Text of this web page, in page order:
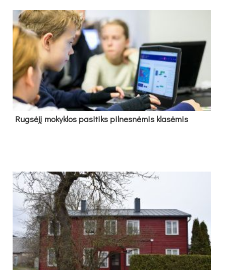
Rug­sė­jį mo­kyk­los pa­si­tiks pil­nes­nė­mis kla­sė­mis